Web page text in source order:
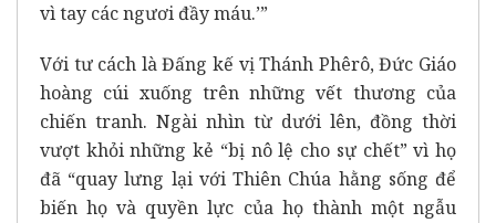
vì tay các ngươi đầy máu.’”
Với tư cách là Đấng kế vị Thánh Phêrô, Đức Giáo
hoàng cúi xuống trên những vết thương của
chiến tranh. Ngài nhìn từ dưới lên, đồng thời
vượt khỏi những kẻ “bị nô lệ cho sự chết” vì họ
đã “quay lưng lại với Thiên Chúa hằng sống để
biến họ và quyền lực của họ thành một ngẫu